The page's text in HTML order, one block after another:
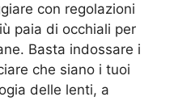
con regolazioni
paia di occhiali per
Basta indossare i
che siano i tuoi
delle lenti, a